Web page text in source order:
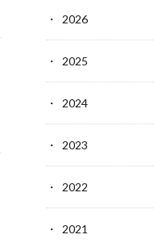
2026
2025
2024
2023
2022
2021